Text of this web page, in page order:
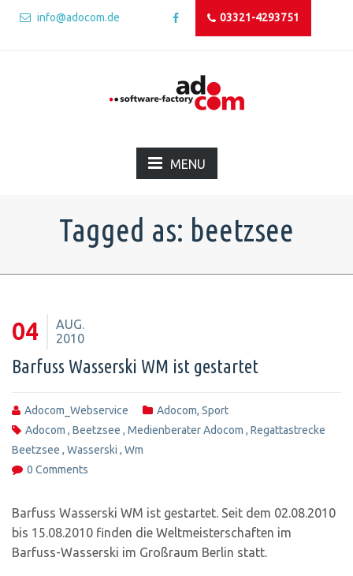
info@adocom.de 03321-4293751
MENU
Tagged as: beetzsee
04
AUG.
2010
Barfuss Wasserski WM ist gestartet
Adocom_Webservice Adocom, Sport
Adocom , Beetzsee , Medienberater Adocom , Regattastrecke
Beetzsee , Wasserski , Wm
0 Comments
Barfuss Wasserski WM ist gestartet. Seit dem 02.08.2010
bis 15.08.2010 finden die Weltmeisterschaften im
Barfuss-Wasserski im Großraum Berlin statt.